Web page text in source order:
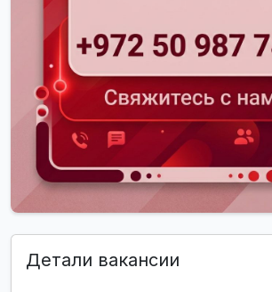
Детали вакансии